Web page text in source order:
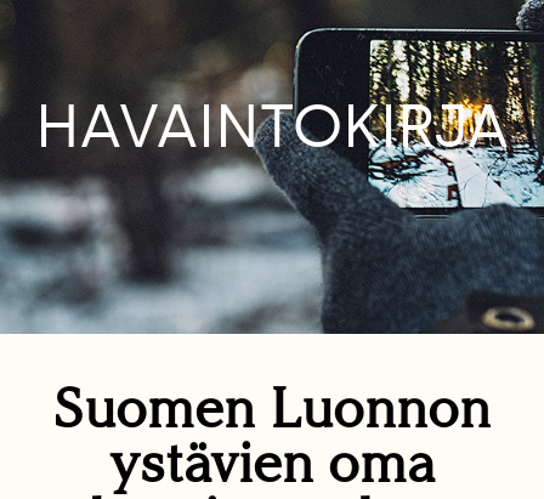
HAVAINTOKIRJA
Suomen Luonnon
ystävien oma